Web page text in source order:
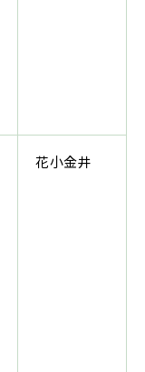
花小金井